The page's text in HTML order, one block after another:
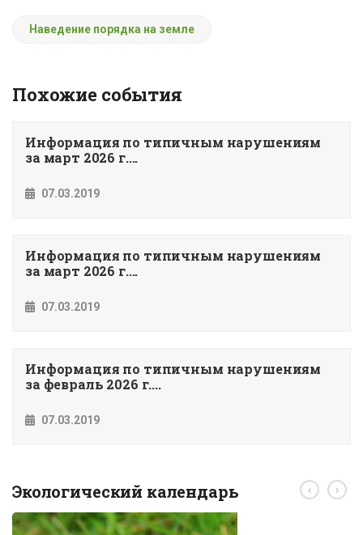
Наведение порядка на земле
Похожие события
Информация по типичным нарушениям
за март 2026 г....
07.03.2019
Информация по типичным нарушениям
за март 2026 г....
07.03.2019
Информация по типичным нарушениям
за февраль 2026 г....
07.03.2019
Экологический календарь ‹ ›